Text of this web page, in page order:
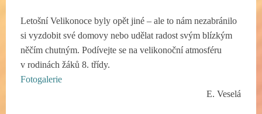
Letošní Velikonoce byly opět jiné – ale to nám nezabránilo
si vyzdobit své domovy nebo udělat radost svým blízkým
něčím chutným. Podívejte se na velikonoční atmosféru
v rodinách žáků 8. třídy.
Fotogalerie
E. Veselá